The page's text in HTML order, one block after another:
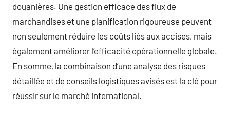
douanières. Une gestion efficace des flux de
marchandises et une planification rigoureuse peuvent
non seulement réduire les coûts liés aux accises, mais
également améliorer l’efficacité opérationnelle globale.
En somme, la combinaison d’une analyse des risques
détaillée et de conseils logistiques avisés est la clé pour
réussir sur le marché international.